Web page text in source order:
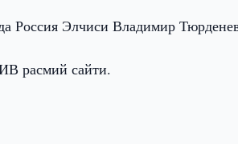
Россия Элчиси Владимир
расмий сайти.